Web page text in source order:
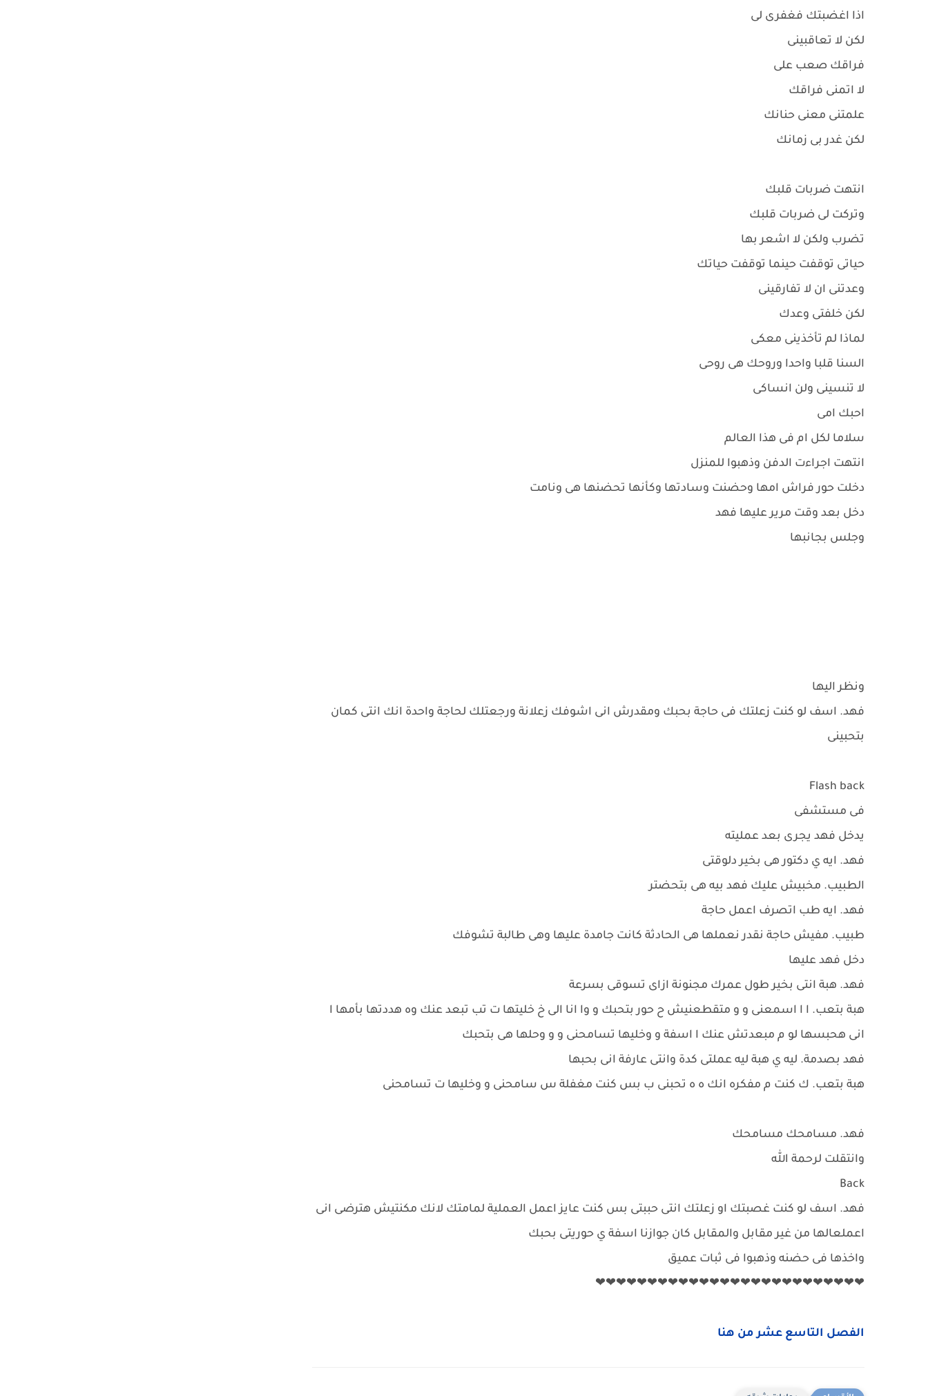
اذا اغضبتك فغفرى لى
لكن لا تعاقبينى
فراقك صعب على
لا اتمنى فراقك
علمتنى معنى حنانك
لكن غدر بى زمانك
انتهت ضربات قلبك
وتركت لى ضربات قلبك
تضرب ولكن لا اشعر بها
حياتى توقفت حينما توقفت حياتك
وعدتنى ان لا تفارقينى
لكن خلفتى وعدك
لماذا لم تأخذينى معكى
السنا قلبا واحدا وروحك هى روحى
لا تنسينى ولن انساكى
احبك امى
سلاما لكل ام فى هذا العالم
انتهت اجراءت الدفن وذهبوا للمنزل
دخلت حور فراش امها وحضنت وسادتها وكأنها تحضنها هى ونامت
دخل بعد وقت مرير عليها فهد
وجلس بجانبها
ونظر اليها
فهد. اسف لو كنت زعلتك فى حاجة بحبك ومقدرش انى اشوفك زعلانة ورجعتلك لحاجة واحدة انك انتى كمان
بتحبينى
Flash back
فى مستشفى
يدخل فهد يجرى بعد عمليته
فهد. ايه ي دكتور هى بخير دلوقتى
الطبيب. مخبيش عليك فهد بيه هى بتحضتر
فهد. ايه طب اتصرف اعمل حاجة
طبيب. مفيش حاجة نقدر نعملها هى الحادثة كانت جامدة عليها وهى طالبة تشوفك
دخل فهد عليها
فهد. هبة انتى بخير طول عمرك مجنونة ازاى تسوقى بسرعة
هبة بتعب. ا ا اسمعنى و و متقطعنيش ح حور بتحبك و وا انا الى خ خليتها ت تب تبعد عنك وه هددتها بأمها ا
انى هحبسها لو م مبعدتش عنك ا اسفة و وخليها تسامحنى و و وحلها هى بتحبك
فهد بصدمة. ليه ي هبة ليه عملتى كدة وانتى عارفة انى بحبها
هبة بتعب. ك كنت م مفكره انك ه ه تحبنى ب بس كنت مغفلة س سامحنى و وخليها ت تسامحنى
فهد. مسامحك مسامحك
وانتقلت لرحمة الله
Back
فهد. اسف لو كنت غصبتك او زعلتك انتى حببتى بس كنت عايز اعمل العملية لمامتك لانك مكنتيش هترضى انى
اعملعالها من غير مقابل والمقابل كان جوازنا اسفة ي حوريتى بحبك
واخذها فى حضنه وذهبوا فى ثبات عميق
❤❤❤❤❤❤❤❤❤❤❤❤❤❤❤❤❤❤❤❤❤❤❤❤❤❤
الفصل التاسع عشر من هنا